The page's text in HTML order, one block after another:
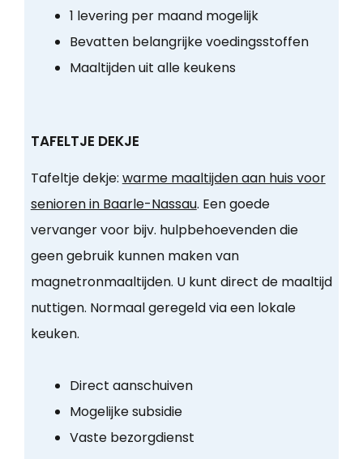
1 levering per maand mogelijk
Bevatten belangrijke voedingsstoffen
Maaltijden uit alle keukens
TAFELTJE DEKJE
Tafeltje dekje: warme maaltijden aan huis voor
senioren in Baarle-Nassau. Een goede
vervanger voor bijv. hulpbehoevenden die
geen gebruik kunnen maken van
magnetronmaaltijden. U kunt direct de maaltijd
nuttigen. Normaal geregeld via een lokale
keuken.
Direct aanschuiven
Mogelijke subsidie
Vaste bezorgdienst